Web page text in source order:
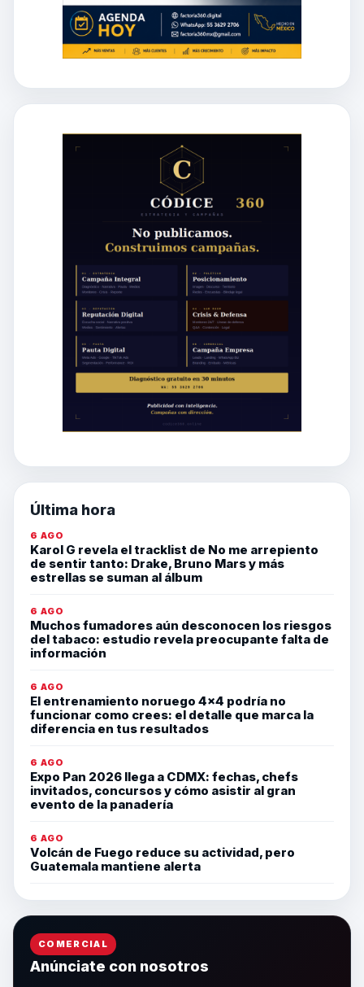
Última hora
6 AGO
Karol G revela el tracklist de No me arrepiento
de sentir tanto: Drake, Bruno Mars y más
estrellas se suman al álbum
6 AGO
Muchos fumadores aún desconocen los riesgos
del tabaco: estudio revela preocupante falta de
información
6 AGO
El entrenamiento noruego 4×4 podría no
funcionar como crees: el detalle que marca la
diferencia en tus resultados
6 AGO
Expo Pan 2026 llega a CDMX: fechas, chefs
invitados, concursos y cómo asistir al gran
evento de la panadería
6 AGO
Volcán de Fuego reduce su actividad, pero
Guatemala mantiene alerta
COMERCIAL
Anúnciate con nosotros